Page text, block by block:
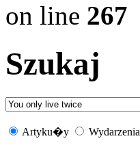
on line 267
Szukaj
Artyku�y Wydarzenia